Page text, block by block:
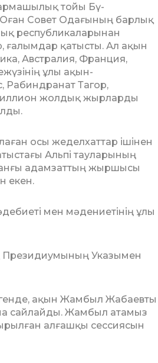
тойы Бү­
Оған Со­вет Одағының барлық
республикаларынан
ғалымдар қатысты. Ал ақын
Австралия, Франция,
ұлы ақын-
Тагор,
жолдық жыр­лар­ды
осы же­делхаттар ішінен
Альпі тауларының
адамзаттың жыршысы
екен.
мен мәдениетінің ұлы
Ука­зымен
ақын Жамбыл Жабаевты
сайлайды. Жамбыл атамыз
алғашқы сессиясын